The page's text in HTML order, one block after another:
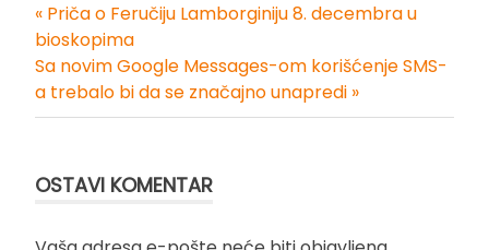
Kretanje
članka
« Priča o Feručiju Lamborginiju 8. decembra u
bioskopima
Sa novim Google Messages-om korišćenje SMS-
a trebalo bi da se značajno unapredi »
OSTAVI KOMENTAR